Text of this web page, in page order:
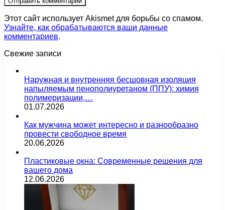
Этот сайт использует Akismet для борьбы со спамом.
Узнайте, как обрабатываются ваши данные
комментариев.
Свежие записи
Наружная и внутренняя бесшовная изоляция
напыляемым пенополиуретаном (ППУ): химия
полимеризации,…
01.07.2026
Как мужчина может интересно и разнообразно
провести свободное время
20.06.2026
Пластиковые окна: Современные решения для
вашего дома
12.06.2026